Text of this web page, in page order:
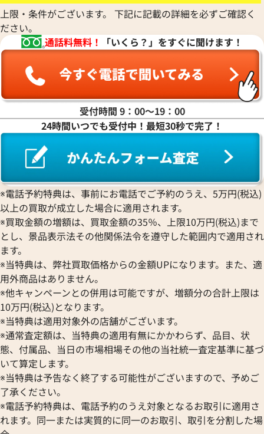
上限・条件がございます。 下記に記載の詳細を必ずご確認く
ださい。
通話料無料！
「いくら？」をすぐに聞けます！
受付時間 9：00〜19：00
24時間いつでも受付中！最短30秒で完了！
※電話予約特典は、事前にお電話でご予約のうえ、5万円(税込)
以上の買取が成立した場合に適用されます。
※買取金額の増額は、買取金額の35％、上限10万円(税込)まで
とし、景品表示法その他関係法令を遵守した範囲内で適用され
ます。
※当特典は、弊社買取価格からの金額UPになります。また、適
用外商品はありません。
※他キャンペーンとの併用は可能ですが、増額分の合計上限は
10万円(税込)となります。
※当特典は適用対象外の店舗がございます。
※通常査定額は、当特典の適用有無にかかわらず、品目、状
態、付属品、当日の市場相場その他の当社統一査定基準に基づ
いて算定します。
※当特典は予告なく終了する可能性がございますので、予めご
了承ください。
※電話予約特典は、電話予約のうえ対象となるお取引に適用さ
れます。同一または実質的に同一のお取引、取引を分割した場